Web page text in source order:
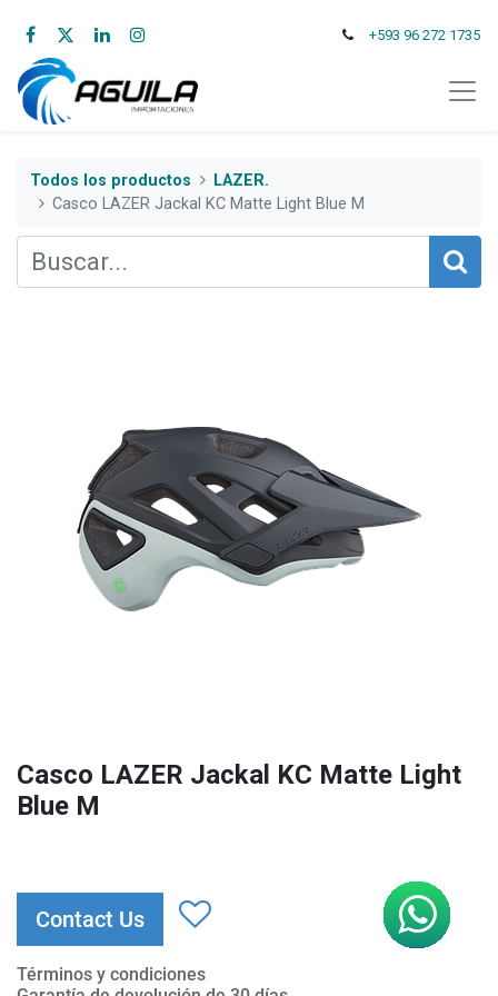
+593 96 272 1735
Todos los productos
LAZER.
Casco LAZER Jackal KC Matte Light Blue M
Casco LAZER Jackal KC Matte Light
Blue M
Contact Us
Términos y condiciones